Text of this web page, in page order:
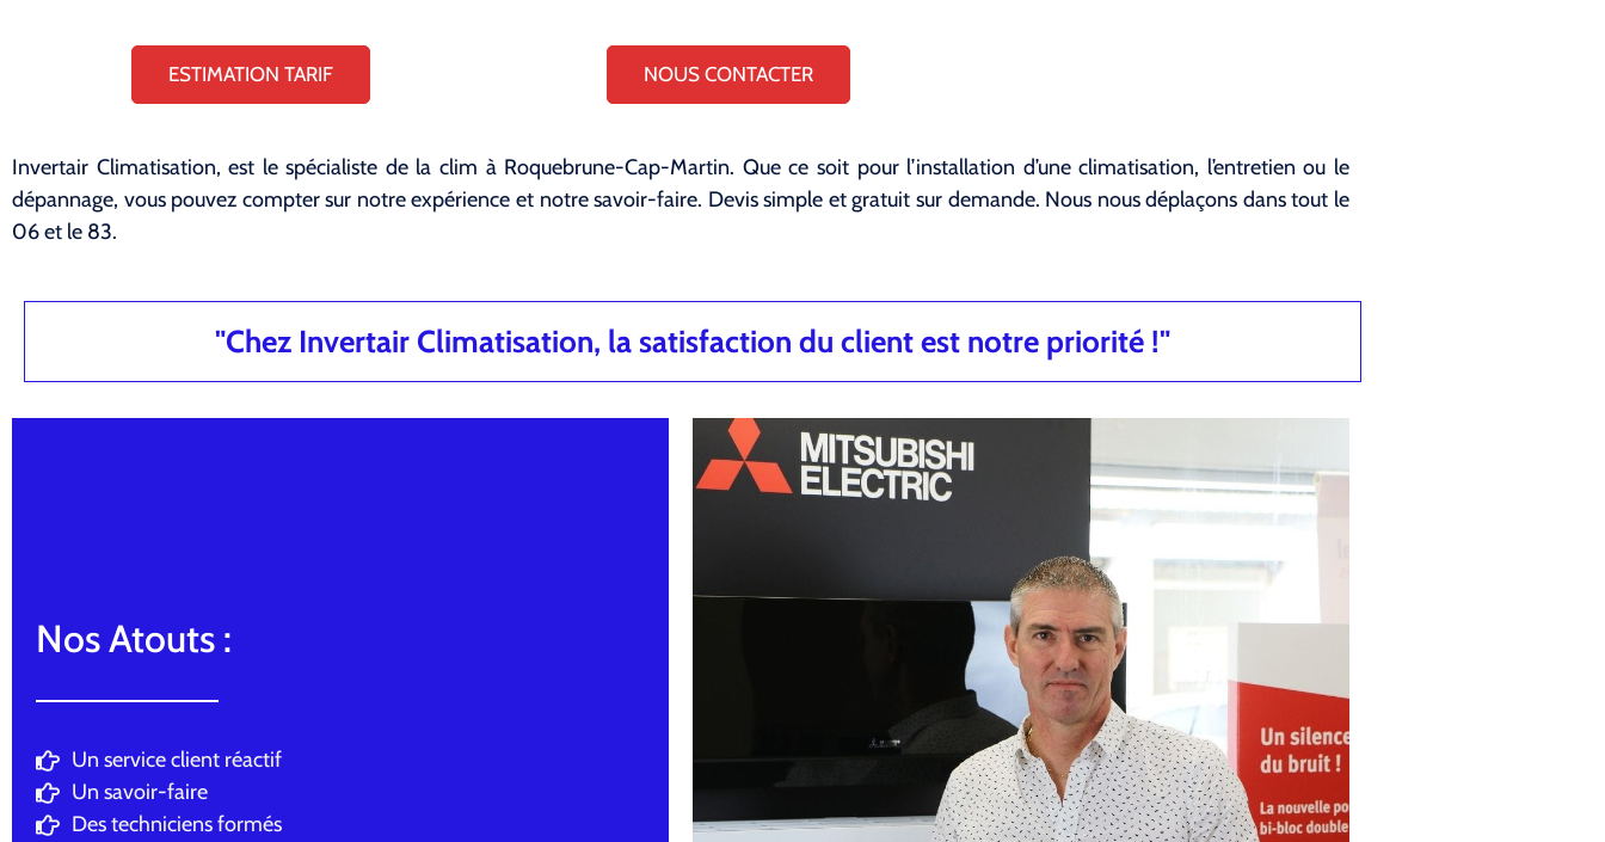
ESTIMATION TARIF NOUS CONTACTER
Invertair Climatisation, est le spécialiste de la clim à Roquebrune-Cap-Martin. Que ce soit pour l’installation d’une climatisation, l’entretien ou le
dépannage, vous pouvez compter sur notre expérience et notre savoir-faire. Devis simple et gratuit sur demande. Nous nous déplaçons dans tout le
06 et le 83.
"Chez Invertair Climatisation, la satisfaction du client est notre priorité !"
Nos Atouts :
Un service client réactif
Un savoir-faire
Des techniciens formés